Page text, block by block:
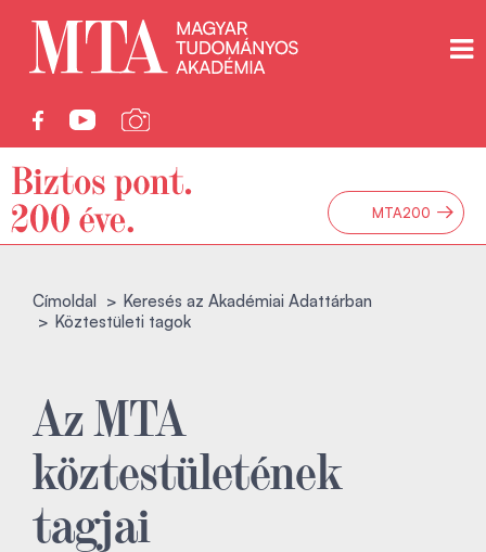
MTA200 →
Címoldal
Keresés az Akadémiai Adattárban
Köztestületi tagok
Az MTA
köztestületének
tagjai